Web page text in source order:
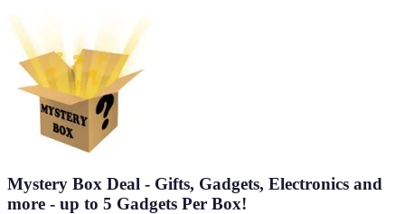
Mystery Box Deal - Gifts, Gadgets, Electronics and
more - up to 5 Gadgets Per Box!